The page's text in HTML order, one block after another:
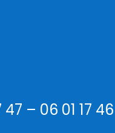
47 – 06 01 17